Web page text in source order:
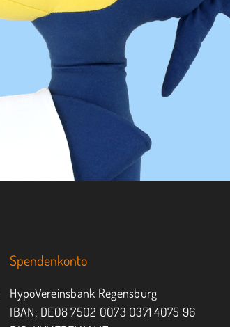
Spendenkonto
HypoVereinsbank Regensburg
IBAN: DE08 7502 0073 0371 4075 96